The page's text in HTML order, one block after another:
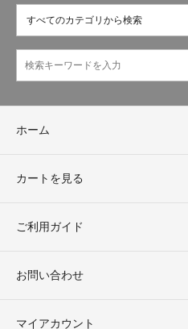
ホーム
カートを見る
ご利用ガイド
お問い合わせ
マイアカウント